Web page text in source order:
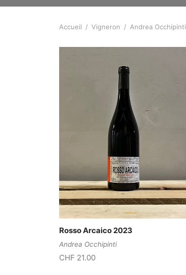
Accueil / Vigneron / Andrea Occhipinti
Rosso Arcaico 2023
Andrea Occhipinti
CHF 21.00